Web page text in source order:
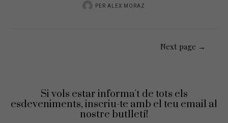
PER ALEX MORAZ
Next page →
Si vols estar informa't de tots els
esdeveniments, inscriu-te amb el teu email al
nostre butlletí!